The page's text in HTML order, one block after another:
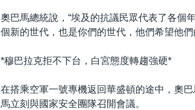
奧巴馬總統說，“埃及的抗議民眾代表了各個
個新的世代，也是你們的世代，他們希望他
*穆巴拉克拒不下台，白宮態度轉趨強硬*
在搭乘空軍一號專機返回華盛頓的途中，奧
馬立刻與國家安全團隊召開會議。